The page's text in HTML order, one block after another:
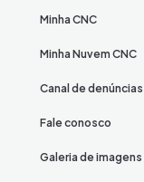
Minha CNC
Minha Nuvem CNC
Canal de denúncias
Fale conosco
Galeria de imagens